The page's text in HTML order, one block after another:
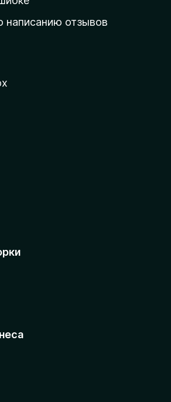
написанию отзывов